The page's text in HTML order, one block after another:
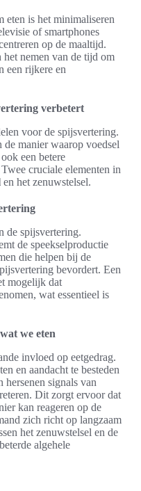
eten is het minimaliseren
of smartphones
op de maaltijd.
nemen van de tijd om
een rijkere en
verbetert
voor de spijsvertering.
manier waarop voedsel
een betere
cruciale elementen in
en het zenuwstelsel.
de spijsvertering.
de speekselproductie
die helpen bij de
bevordert. Een
mogelijk dat
wat essentieel is
we eten
invloed op eetgedrag.
en aandacht te besteden
hersenen signals van
Dit zorgt ervoor dat
kan reageren op de
zich richt op langzaam
het zenuwstelsel en de
algehele